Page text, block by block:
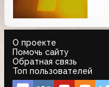
О проекте
Помочь сайту
Обратная связь
Топ пользователей